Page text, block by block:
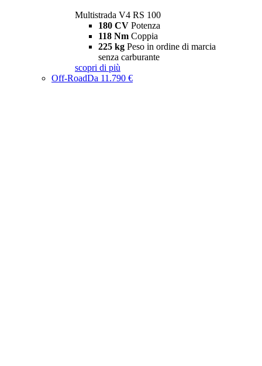
Multistrada V4 RS 100
180 CV Potenza
118 Nm Coppia
225 kg Peso in ordine di marcia
senza carburante
scopri di più
Off-RoadDa 11.790 €